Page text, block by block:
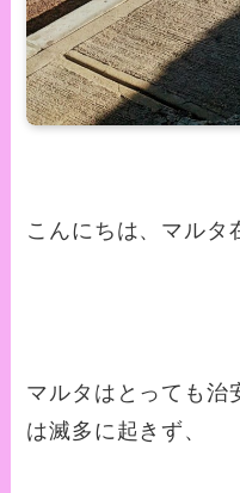
こんにちは、マルタ
マルタはとっても治
は滅多に起きず、